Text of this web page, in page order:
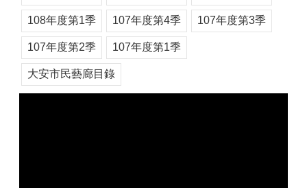
108年度第1季 107年度第4季 107年度第3季
107年度第2季 107年度第1季
大安市民藝廊目錄